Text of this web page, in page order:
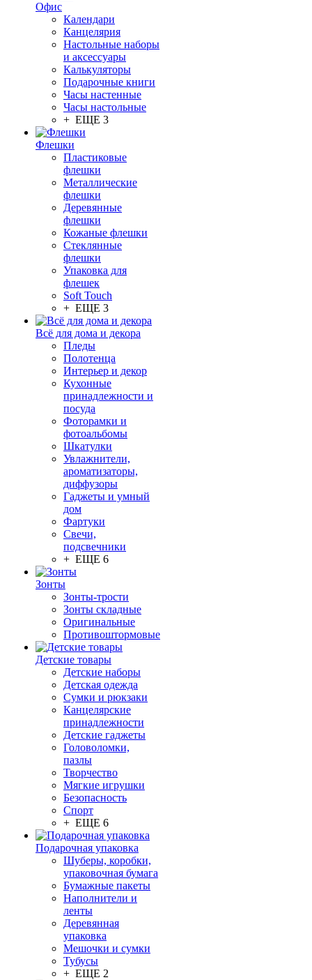
Офис
Календари
Канцелярия
Настольные наборы
и аксессуары
Калькуляторы
Подарочные книги
Часы настенные
Часы настольные
+ ЕЩЕ 3
Флешки
Пластиковые
флешки
Металлические
флешки
Деревянные
флешки
Кожаные флешки
Стеклянные
флешки
Упаковка для
флешек
Soft Touch
+ ЕЩЕ 3
Всё для дома и декора
Пледы
Полотенца
Интерьер и декор
Кухонные
принадлежности и
посуда
Фоторамки и
фотоальбомы
Шкатулки
Увлажнители,
ароматизаторы,
диффузоры
Гаджеты и умный
дом
Фартуки
Свечи,
подсвечники
+ ЕЩЕ 6
Зонты
Зонты-трости
Зонты складные
Оригинальные
Противоштормовые
Детские товары
Детские наборы
Детская одежда
Сумки и рюкзаки
Канцелярские
принадлежности
Детские гаджеты
Головоломки,
пазлы
Творчество
Мягкие игрушки
Безопасность
Спорт
+ ЕЩЕ 6
Подарочная упаковка
Шуберы, коробки,
упаковочная бумага
Бумажные пакеты
Наполнители и
ленты
Деревянная
упаковка
Мешочки и сумки
Тубусы
+ ЕЩЕ 2